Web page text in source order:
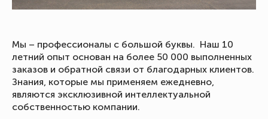
Мы – профессионалы с большой буквы. Наш 10
летний опыт основан на более 50 000 выполненных
заказов и обратной связи от благодарных клиентов.
Знания, которые мы применяем ежедневно,
являются эксклюзивной интеллектуальной
собственностью компании.